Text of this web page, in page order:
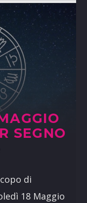
SEGNO
di
18 Maggio